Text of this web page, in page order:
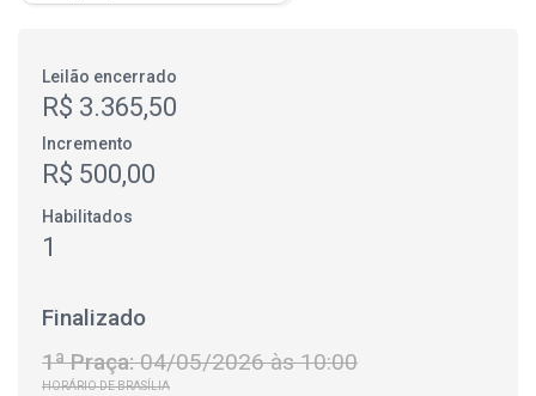
Leilão encerrado
R$ 3.365,50
Incremento
R$ 500,00
Habilitados
1
Finalizado
1ª Praça:04/05/2026 às 10:00
HORÁRIO DE BRASÍLIA